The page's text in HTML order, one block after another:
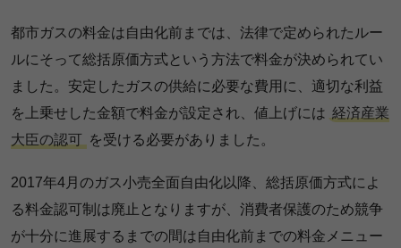
都市ガスの料金は自由化前までは、法律で定められたルー
ルにそって総括原価方式という方法で料金が決められてい
ました。安定したガスの供給に必要な費用に、適切な利益
を上乗せした金額で料金が設定され、値上げには 経済産業
大臣の認可 を受ける必要がありました。
2017年4月のガス小売全面自由化以降、総括原価方式によ
る料金認可制は廃止となりますが、消費者保護のため競争
が十分に進展するまでの間は自由化前までの料金メニュー